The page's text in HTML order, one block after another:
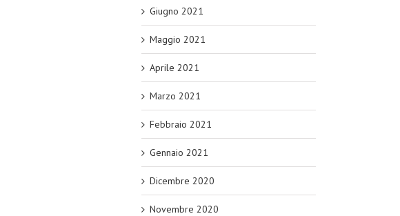
Giugno 2021
Maggio 2021
Aprile 2021
Marzo 2021
Febbraio 2021
Gennaio 2021
Dicembre 2020
Novembre 2020